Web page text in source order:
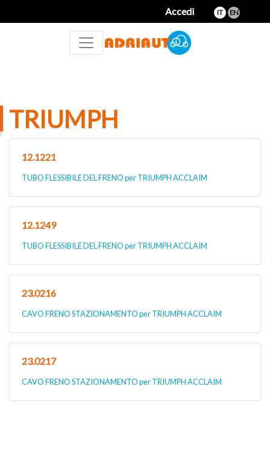
Accedi IT EN
TRIUMPH
12.1221
TUBO FLESSIBILE DEL FRENO per TRIUMPH ACCLAIM
12.1249
TUBO FLESSIBILE DEL FRENO per TRIUMPH ACCLAIM
23.0216
CAVO FRENO STAZIONAMENTO per TRIUMPH ACCLAIM
23.0217
CAVO FRENO STAZIONAMENTO per TRIUMPH ACCLAIM